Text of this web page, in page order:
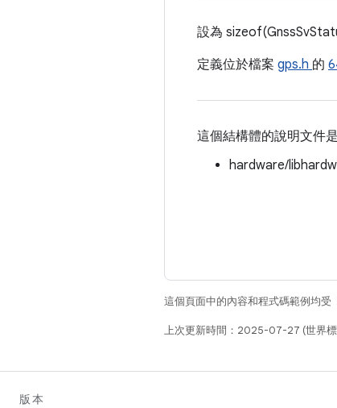
設為
定義位於檔案 gps.h 的
這個結構體的說明文件
hardware/
這個頁面中的內容和程式碼範例均受
上次更新時間：2025-07-27 (世界標
版本